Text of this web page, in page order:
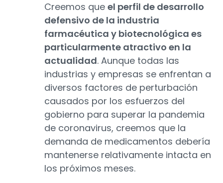
Creemos que el perfil de desarrollo
defensivo de la industria
farmacéutica y biotecnológica es
particularmente atractivo en la
actualidad. Aunque todas las
industrias y empresas se enfrentan a
diversos factores de perturbación
causados por los esfuerzos del
gobierno para superar la pandemia
de coronavirus, creemos que la
demanda de medicamentos debería
mantenerse relativamente intacta en
los próximos meses.